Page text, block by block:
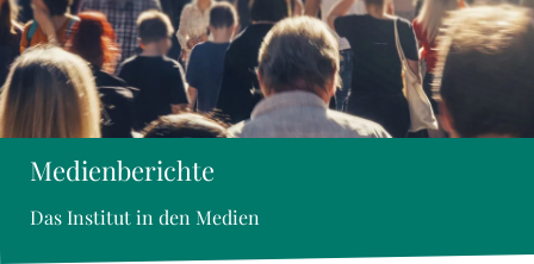
Medienberichte
Das Institut in den Medien